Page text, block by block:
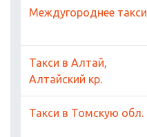
Междугороднее такси
Такси в Алтай,
Алтайский кр.
Такси в Томскую обл.